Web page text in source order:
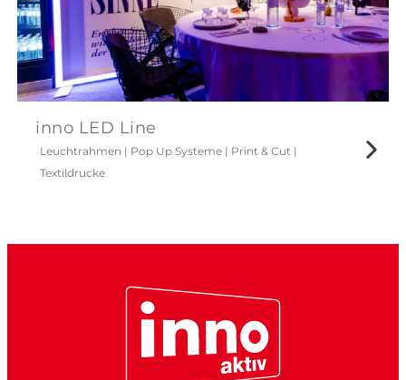
inno LED Line
Leuchtrahmen | Pop Up Systeme | Print & Cut |
Textildrucke